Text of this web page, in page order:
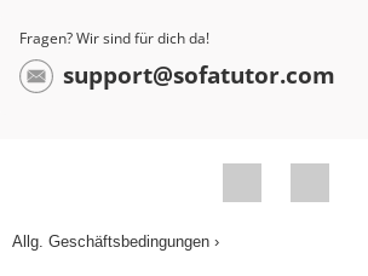
Fragen? Wir sind für dich da!
support@sofatutor.com
Allg. Geschäftsbedingungen ›